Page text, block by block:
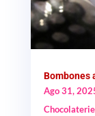
Bombones
Ago 31,
Chocolaterie